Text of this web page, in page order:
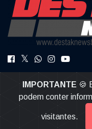
IMPORTANTE 🍪
podem conter
visitantes.